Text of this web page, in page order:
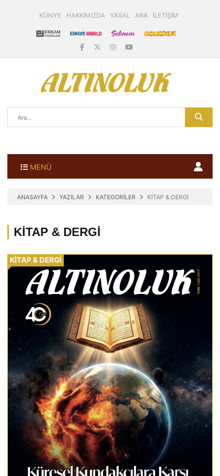
KÜNYE HAKKIMIZDA YASAL ARA İLETİŞİM
MENÜ
ANASAYFA YAZILAR KATEGORİLER KİTAP & DERGİ
KİTAP & DERGİ
KİTAP & DERGİ